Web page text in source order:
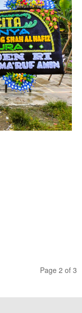
Page 2 of 3